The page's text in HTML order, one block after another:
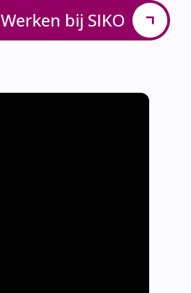
Werken bij SIKO